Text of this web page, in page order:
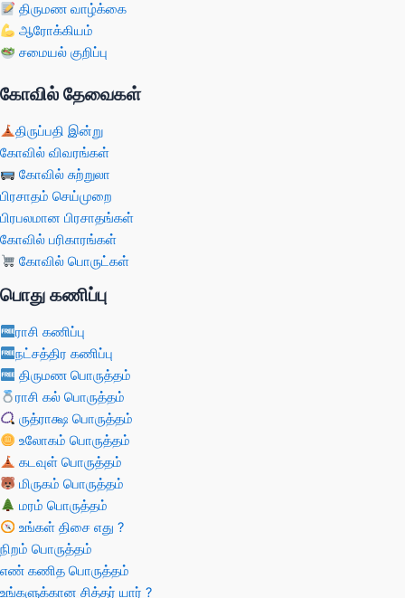
திருமண வாழ்க்கை
ஆரோக்கியம்
சமையல் குறிப்பு
கோவில் தேவைகள்
திருப்பதி இன்று
கோவில் விவரங்கள்
கோவில் சுற்றுலா
பிரசாதம் செய்முறை
பிரபலமான பிரசாதங்கள்
கோவில் பரிகாரங்கள்
கோவில் பொருட்கள்
பொது கணிப்பு
ராசி கணிப்பு
நட்சத்திர கணிப்பு
திருமண பொருத்தம்
ராசி கல் பொருத்தம்
ருத்ராக்ஷ பொருத்தம்
உலோகம் பொருத்தம்
கடவுள் பொருத்தம்
மிருகம் பொருத்தம்
மரம் பொருத்தம்
உங்கள் திசை எது ?
நிறம் பொருத்தம்
எண் கணித பொருத்தம்
உங்களுக்கான சித்தர் யார் ?